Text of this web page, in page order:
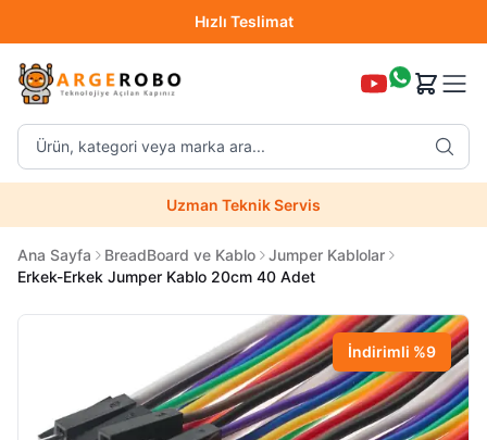
Hızlı Teslimat
Ürün, kategori veya marka ara...
Uzman Teknik Servis
Ana Sayfa BreadBoard ve Kablo
Jumper Kablolar
Erkek-Erkek Jumper Kablo 20cm 40 Adet
İndirimli %9